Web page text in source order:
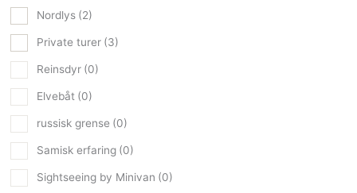
Nordlys (2)
Private turer (3)
Reinsdyr (0)
Elvebåt (0)
russisk grense (0)
Samisk erfaring (0)
Sightseeing by Minivan (0)